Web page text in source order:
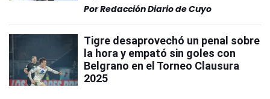
PorRedacción Diario de Cuyo
Tigre desaprovechó un penal sobre
la hora y empató sin goles con
Belgrano en el Torneo Clausura
2025